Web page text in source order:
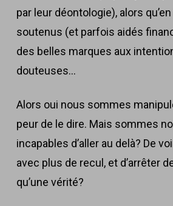
par leur déontologie), alors
soutenus (et parfois aidés
des belles marques aux
douteuses…
Alors oui nous sommes
peur de le dire. Mais sommes
incapables d’aller au delà? De
avec plus de recul, et d’arrêter
qu’une vérité?